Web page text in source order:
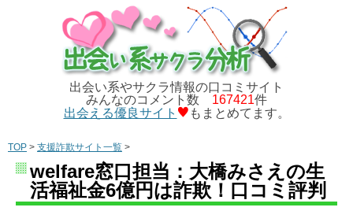
出会い系やサクラ情報の口コミサイト
みんなのコメント数 167421件
出会える優良サイト
もまとめてます。
TOP > 支援詐欺サイト一覧 >
welfare窓口担当：大橋みさえの生
活福祉金6億円は詐欺！口コミ評判